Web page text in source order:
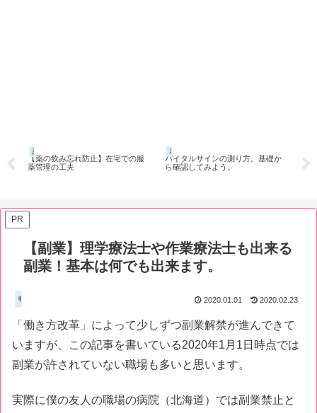
高齢者
【薬の飲み忘れ防止】在宅での服
薬管理の工夫
看護師note
バイタルサインの測り方。基礎か
ら確認してみよう。
【
リ
PR
【副業】理学療法士や作業療法士も出来る
副業！基本は何でも出来ます。
転職・副業・自己啓発 2020.01.01 2020.02.23
「働き方改革」によって少しずつ副業解禁が進んできて
いますが、この記事を書いている2020年1月1日時点では
副業が許されていない職場も多いと思います。
実際に僕の友人の職場の病院（北海道）では副業禁止と